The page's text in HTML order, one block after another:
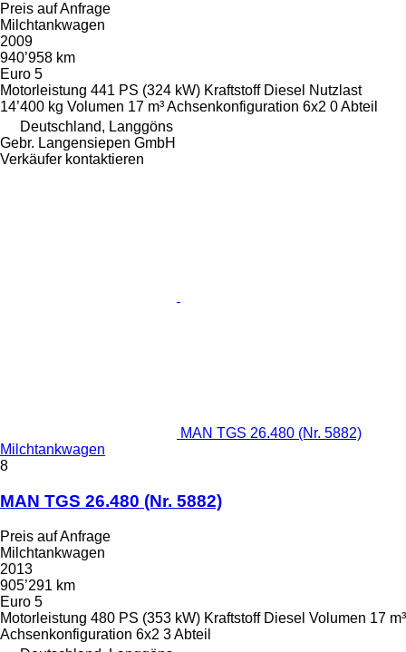
Preis auf Anfrage
Milchtankwagen
2009
940’958 km
Euro 5
Motorleistung 441 PS (324 kW) Kraftstoff Diesel Nutzlast
14’400 kg Volumen 17 m³Achsenkonfiguration 6x2 0 Abteil
Deutschland, Langgöns
Gebr. Langensiepen GmbH
Verkäufer kontaktieren
MAN TGS 26.480 (Nr. 5882)
Milchtankwagen
8
MAN TGS 26.480 (Nr. 5882)
Preis auf Anfrage
Milchtankwagen
2013
905’291 km
Euro 5
Motorleistung 480 PS (353 kW) Kraftstoff Diesel Volumen 17 m³
Achsenkonfiguration 6x2 3 Abteil